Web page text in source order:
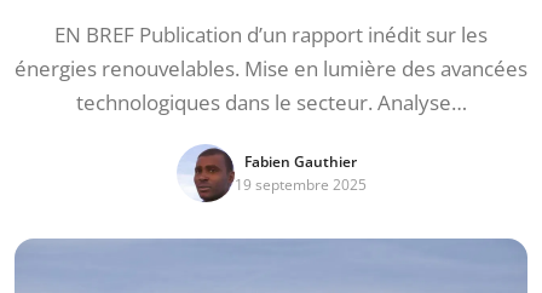
EN BREF Publication d’un rapport inédit sur les
énergies renouvelables. Mise en lumière des avancées
technologiques dans le secteur. Analyse…
Fabien Gauthier
19 septembre 2025